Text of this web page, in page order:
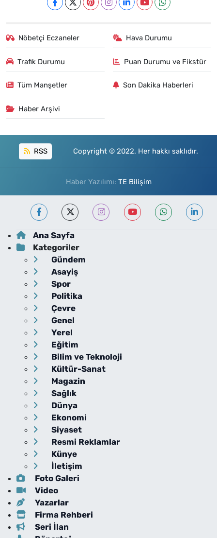
Nöbetçi Eczaneler Hava Durumu
Trafik Durumu Puan Durumu ve Fikstür
Tüm Manşetler Son Dakika Haberleri
Haber Arşivi
RSS Copyright © 2022. Her hakkı saklıdır.
Haber Yazılımı: TE Bilişim
Ana Sayfa
Kategoriler
Gündem
Asayiş
Spor
Politika
Çevre
Genel
Yerel
Eğitim
Bilim ve Teknoloji
Kültür-Sanat
Magazin
Sağlık
Dünya
Ekonomi
Siyaset
Resmi Reklamlar
Künye
İletişim
Foto Galeri
Video
Yazarlar
Firma Rehberi
Seri İlan